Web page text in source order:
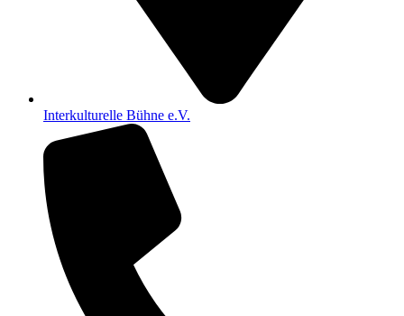
Interkulturelle Bühne e.V.